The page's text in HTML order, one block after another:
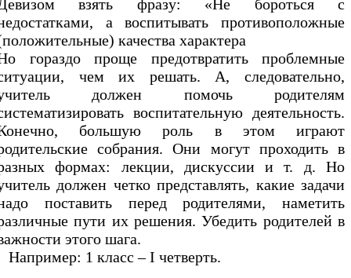
взять фразу: «Не бороться с
а воспитывать противоположные
качества характера
гораздо проще предотвратить проблемные
чем их решать. А, следовательно,
должен помочь родителям
воспитательную деятельность.
большую роль в этом играют
собрания. Они могут проходить в
формах: лекции, дискуссии и т. д. Но
должен четко представлять, какие задачи
поставить перед родителями, наметить
пути их решения. Убедить родителей в
этого шага.
1 класс – I четверть.